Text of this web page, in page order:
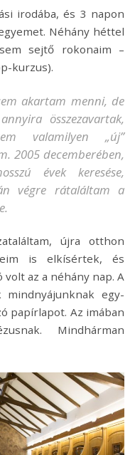
irodába, és 3 napon
Néhány héttel
sejtő rokonaim –
kurzus).
akartam menni, de
összezavartak,
valamilyen „új”
2005 decemberében,
évek keresése,
végre rátaláltam a
újra otthon
is elkísértek, és
az a néhány nap. A
egy-
papírlapot. Az imában
Mindhárman